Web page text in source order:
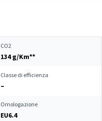
CO2
134 g/Km**
Classe di efficienza
–
Omologazione
EU6.4